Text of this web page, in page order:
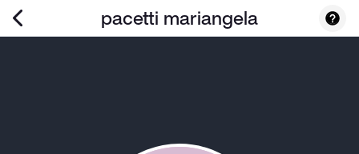
pacetti mariangela